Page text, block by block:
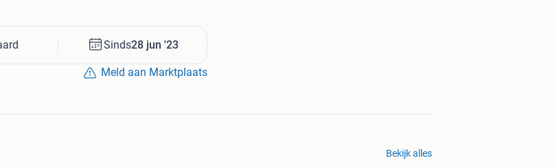
Sinds28 jun '23
Meld aan Marktplaats
Bekijk alles